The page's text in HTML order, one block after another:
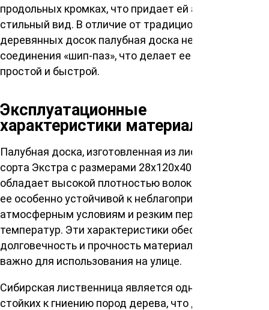
продольных кромках, что придает ей аккуратный и
стильный вид. В отличие от традиционных
деревянных досок палубная доска не имеет
соединения «шип-паз», что делает ее укладку более
простой и быстрой.
Эксплуатационные
характеристики материала
Палубная доска, изготовленная из лиственницы
сорта Экстра с размерами 28x120x4000 мм,
обладает высокой плотностью волокон, что делает
ее особенно устойчивой к неблагоприятным
атмосферным условиям и резким перепадам
температур. Эти характеристики обеспечивают
долговечность и прочность материала, что крайне
важно для использования на улице.
Сибирская лиственница является одной из самых
стойких к гниению пород дерева, что делает